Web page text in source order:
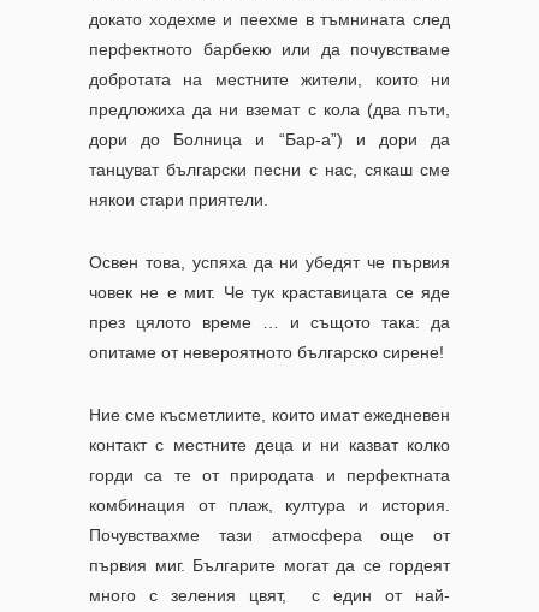
докато ходехме и пеехме в тъмнината след
перфектното барбекю или да почувстваме
добротата на местните жители, които ни
предложиха да ни вземат с кола (два пъти,
дори до Болница и “Бар-а”) и дори да
танцуват български песни с нас, сякаш сме
някои стари приятели.
Освен това, успяха да ни убедят че първия
човек не е мит. Че тук краставицата се яде
през цялото време … и същото така: да
опитаме от невероятното българско сирене!
Ние сме късметлиите, които имат ежедневен
контакт с местните деца и ни казват колко
горди са те от природата и перфектната
комбинация от плаж, култура и история.
Почувствахме тази атмосфера още от
първия миг. Българите могат да се гордеят
много с зеления цвят, с един от най-